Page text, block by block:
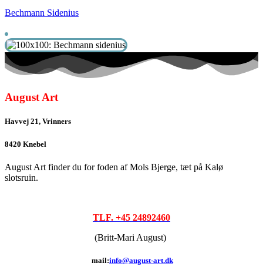
Bechmann Sidenius
August Art
Havvej 21, Vrinners
8420 Knebel
August Art finder du for foden af Mols Bjerge, tæt på Kalø
slotsruin.
TLF. +45 24892460
(Britt-Mari August)
mail:info@august-art.dk